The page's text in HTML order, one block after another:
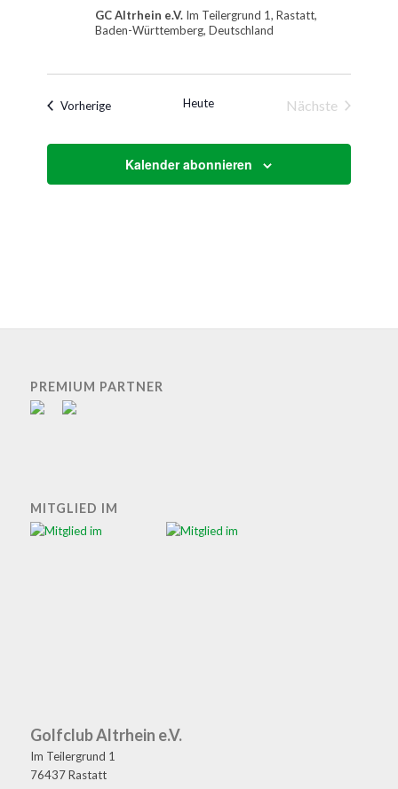
GC Altrhein e.V. Im Teilergrund 1, Rastatt,
Baden-Württemberg, Deutschland
VorherigeVeranstaltungenHeute
Nächste
Kalender abonnieren
PREMIUM PARTNER
MITGLIED IM
Golfclub Altrhein e.V.
Im Teilergrund 1
76437 Rastatt